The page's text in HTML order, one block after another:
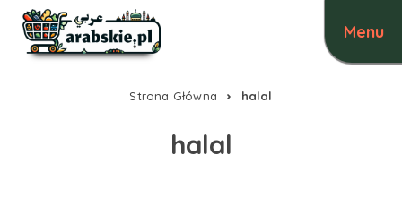
Strona Główna halal
halal